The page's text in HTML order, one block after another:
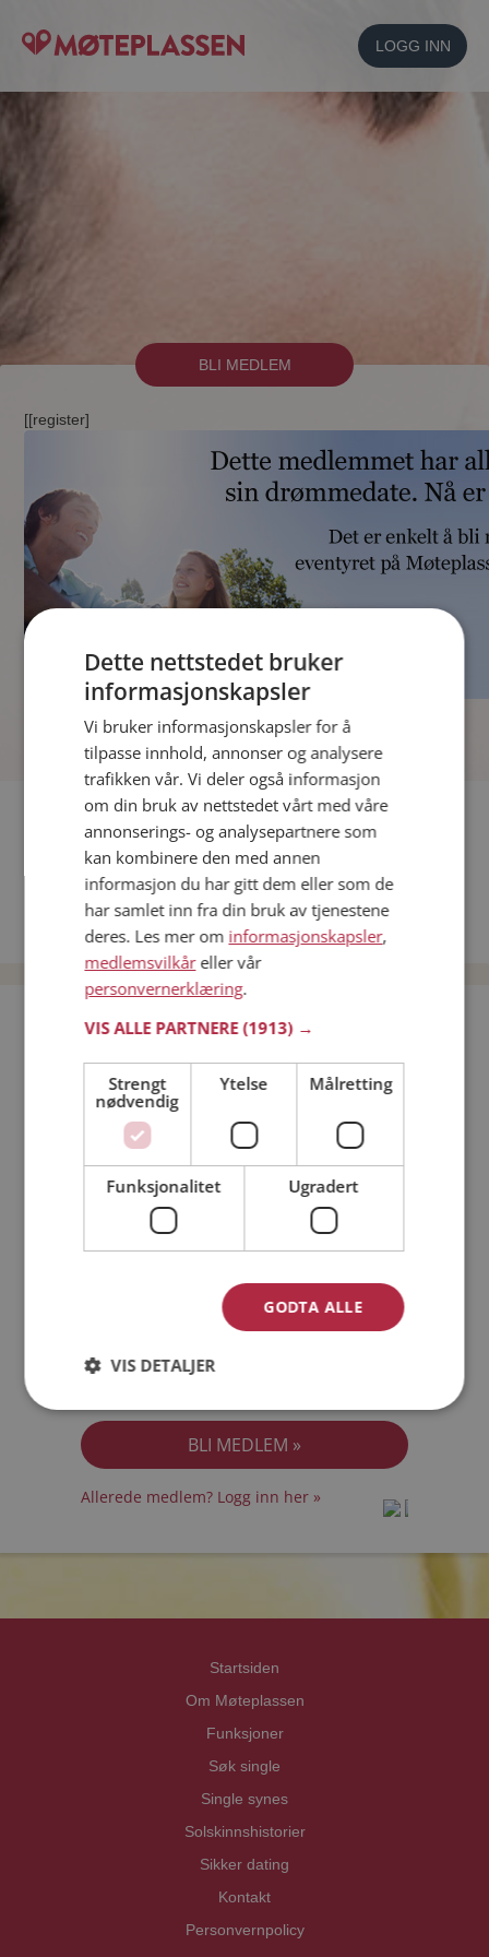
LOGG INN
BLI MEDLEM
[[register]
Fler single
Date menn i Norge
Date kvinner i Norge
Bli medlem gratis!
Jeg er en: Mann Kvinne
Min alder:
Jeg akseptererMedlemsvilkårene
Allerede medlem? Logg inn her »
Startsiden
Om Møteplassen
Funksjoner
Søk single
Single synes
Solskinnshistorier
Sikker dating
Kontakt
Personvernpolicy
Dette nettstedet bruker
informasjonskapsler
Vi bruker informasjonskapsler for å
tilpasse innhold, annonser og analysere
trafikken vår. Vi deler også informasjon
om din bruk av nettstedet vårt med våre
annonserings- og analysepartnere som
kan kombinere den med annen
informasjon du har gitt dem eller som de
har samlet inn fra din bruk av tjenestene
deres. Les mer om informasjonskapsler,
medlemsvilkåreller vår
personvernerklæring.
VIS ALLE PARTNERE(1913) →
Strengt
nødvendig
Ytelse Målretting
Funksjonalitet Ugradert
GODTA ALLE
VIS DETALJER